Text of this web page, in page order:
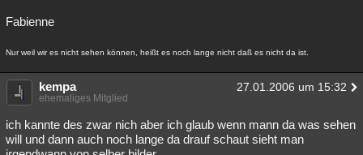
Fabienne
Nur weil wir es nicht sehen können, heißt es noch lange nicht daß es nicht da ist.
kempa 27.01.2006 um 15:32
ehemaliges Mitglied
ich kannte des zwar nich aber ich glaub wenn mann da was sehen
will und dann auch noch lange da drauf schaut sieht man